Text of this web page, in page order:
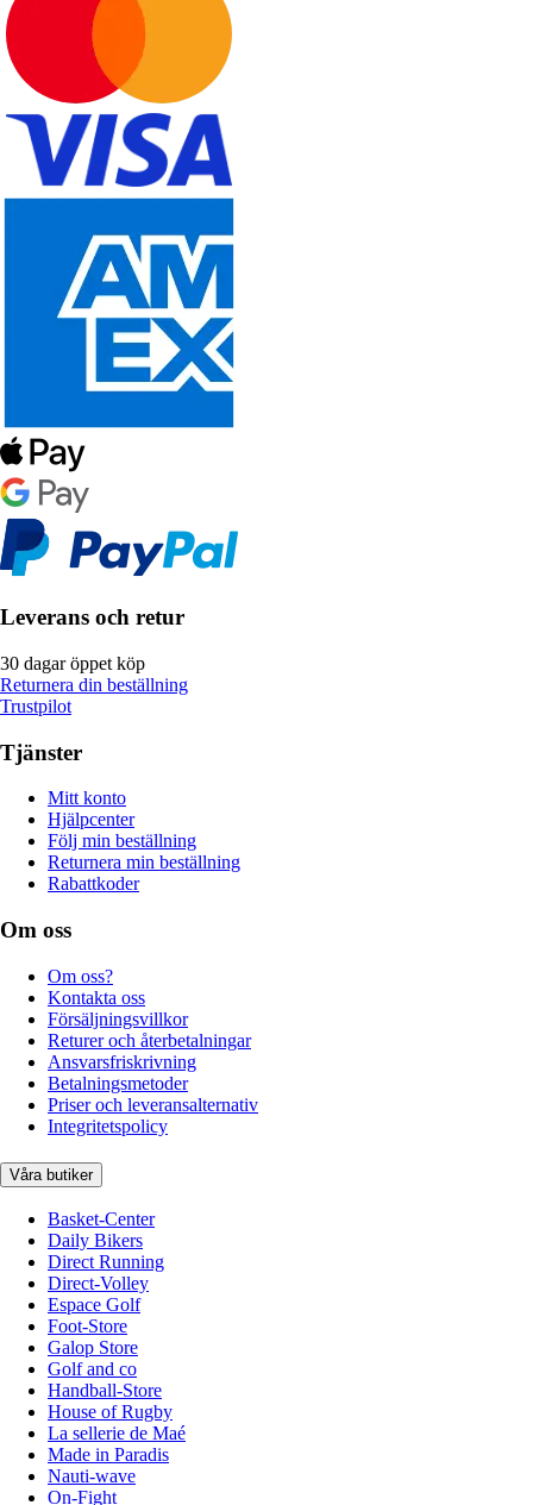
Leverans och retur
30 dagar öppet köp
Returnera din beställning
Trustpilot
Tjänster
Mitt konto
Hjälpcenter
Följ min beställning
Returnera min beställning
Rabattkoder
Om oss
Om oss?
Kontakta oss
Försäljningsvillkor
Returer och återbetalningar
Ansvarsfriskrivning
Betalningsmetoder
Priser och leveransalternativ
Integritetspolicy
Våra butiker
Basket-Center
Daily Bikers
Direct Running
Direct-Volley
Espace Golf
Foot-Store
Galop Store
Golf and co
Handball-Store
House of Rugby
La sellerie de Maé
Made in Paradis
Nauti-wave
On-Fight